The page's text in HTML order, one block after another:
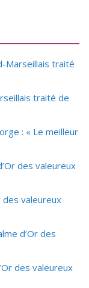
Marseillais traité
traité de
: « Le meilleur
des valeureux
des valeureux
d’Or des
des valeureux